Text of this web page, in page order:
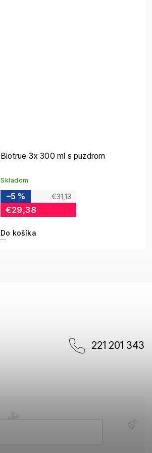
Biotrue 3x 300 ml s puzdrom
Skladom
€31,13
–5 %
€29,38
Do košíka
221 201 343